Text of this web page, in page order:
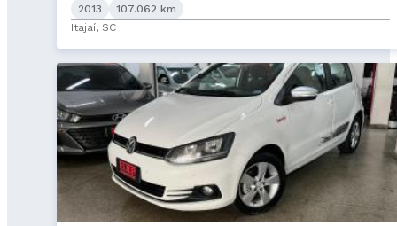
2013
107.062 km
Itajaí, SC